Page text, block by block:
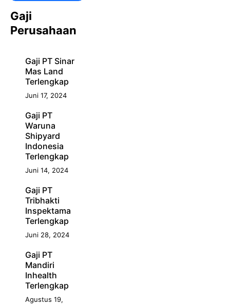
Gaji
Perusahaan
Gaji PT Sinar
Mas Land
Terlengkap
Juni 17, 2024
Gaji PT
Waruna
Shipyard
Indonesia
Terlengkap
Juni 14, 2024
Gaji PT
Tribhakti
Inspektama
Terlengkap
Juni 28, 2024
Gaji PT
Mandiri
Inhealth
Terlengkap
Agustus 19,